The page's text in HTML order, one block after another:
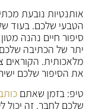
אותנטיות נובעת
הטבעי שלכם. בעוד
סיפור חיים נהנה
יתר של הכתיבה
מלאכותית. הקוראים
את הסיפור שלכם
טיפ: בזמן שאתם
שלכם לחבר. זה יכול